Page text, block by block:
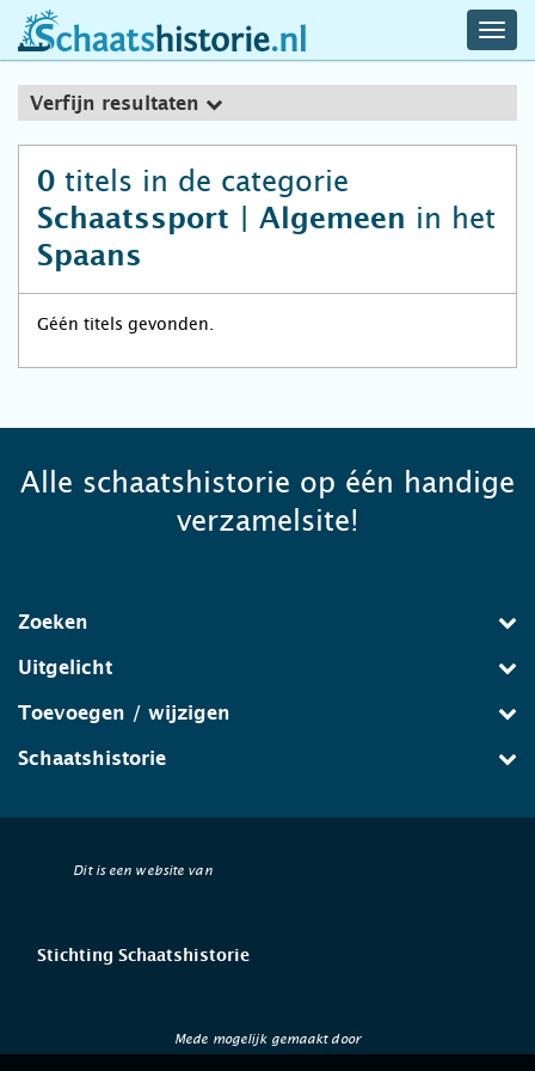
schaatshistorie.nl
Verfijn resultaten
0 titels in de categorie
Schaatssport | Algemeen in het
Spaans
Géén titels gevonden.
Alle schaatshistorie op één handige
verzamelsite!
Zoeken
Uitgelicht
Toevoegen / wijzigen
Schaatshistorie
Dit is een website van
Stichting Schaatshistorie
Mede mogelijk gemaakt door